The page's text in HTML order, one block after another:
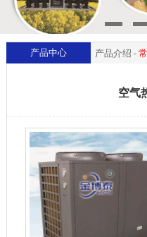
产品中心 产品介绍 -
空气